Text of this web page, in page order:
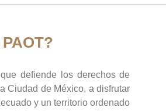
defiende los derechos de
Ciudad de México, a disfrutar
y un territorio ordenado